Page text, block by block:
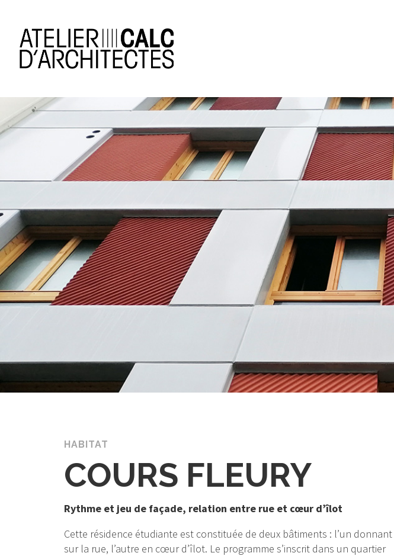
HABITAT
COURS FLEURY
Rythme et jeu de façade, relation entre rue et cœur d’îlot
Cette résidence étudiante est constituée de deux bâtiments : l’un donnant
sur la rue, l’autre en cœur d’îlot. Le programme s’inscrit dans un quartier